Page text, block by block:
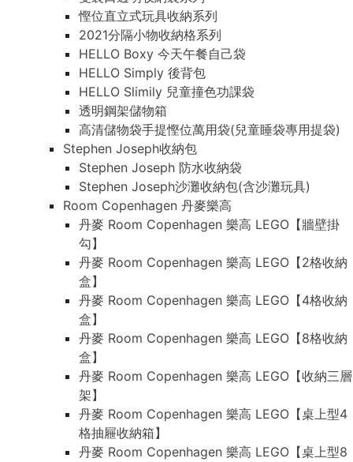
慳位直立式玩具收納系列
2021分隔小物收納格系列
HELLO Boxy 今天午餐自己袋
HELLO Simply 後背包
HELLO Slimily 兒童撞色功課袋
透明鋼架儲物箱
高清儲物袋手提慳位萬用袋(兒童睡袋專用提袋)
Stephen Joseph收納包
Stephen Joseph 防水收納袋
Stephen Joseph沙灘收納包(含沙灘玩具)
Room Copenhagen 丹麥樂高
丹麥 Room Copenhagen 樂高 LEGO【牆壁掛
勾】
丹麥 Room Copenhagen 樂高 LEGO【2格收納
盒】
丹麥 Room Copenhagen 樂高 LEGO【4格收納
盒】
丹麥 Room Copenhagen 樂高 LEGO【8格收納
盒】
丹麥 Room Copenhagen 樂高 LEGO【收納三層
架】
丹麥 Room Copenhagen 樂高 LEGO【桌上型4
格抽屜收納箱】
丹麥 Room Copenhagen 樂高 LEGO【桌上型8